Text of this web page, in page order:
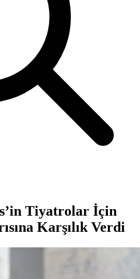
Tiyatrolar İçin
Karşılık Verdi